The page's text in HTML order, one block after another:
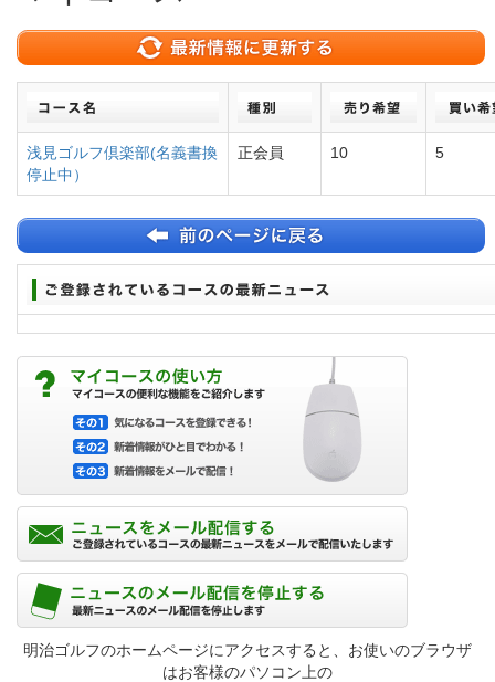
浅見ゴルフ倶楽部(名義書換
停止中）
正会員 10 5
明治ゴルフのホームページにアクセスすると、お使いのブラウザ
はお客様のパソコン上の